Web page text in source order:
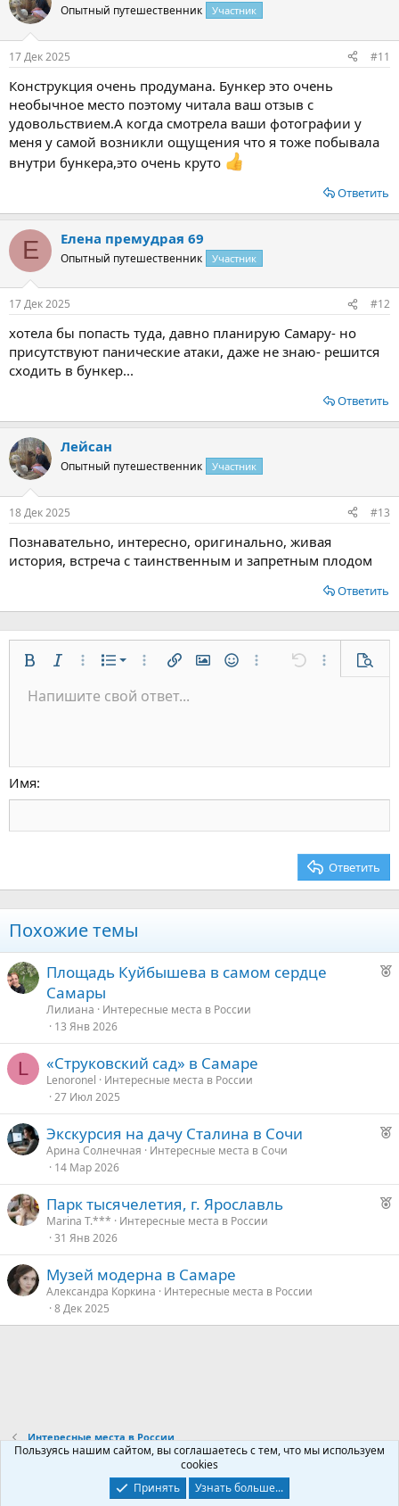
Опытный путешественник Участник
17 Дек 2025 #11
Конструкция очень продумана. Бункер это очень
необычное место поэтому читала ваш отзыв с
удовольствием.А когда смотрела ваши фотографии у
меня у самой возникли ощущения что я тоже побывала
внутри бункера,это очень круто
Ответить
Е Елена премудрая 69
Опытный путешественник Участник
17 Дек 2025 #12
хотела бы попасть туда, давно планирую Самару- но
присутствуют панические атаки, даже не знаю- решится
сходить в бункер...
Ответить
Лейсан
Опытный путешественник Участник
18 Дек 2025 #13
Познавательно, интересно, оригинально, живая
история, встреча с таинственным и запретным плодом
Ответить
ЖирныйКурсивДополнительно...
СписокНумерованный список
Маркированный список
Дополнительно...
Вставить ссылку
Вставить изображение
СмайлыДополнительно...
Отменить
Размер шрифта
9
18
22
Цвет текста
Шрифт Arial
Tahoma
Times New Roman
Зачёркнутый
Подчёркнутый
Однострочный код
ВыравниваниеПо левому краю
Формат параграфа
Обычный
Заголовок 2
Заголовок 3
ЦитатаМедиаВставить таблицу
Вставить горизонтальную линию
Спойлер
Код
Повторить
Переключить режим работы редактора
Удалить форматирование
ЧерновикиСохранить черновик
Напишите свой ответ...
Имя
Ответить
Похожие темы
Р
у
й
Площадь Куйбышева в самом сердце
Самары
Лилиана
Интересные места в России
13 Янв 2026
L «Струковский сад» в Самаре
Lenoronel
Интересные места в России
27 Июл 2025
Р
о
Экскурсия на дачу Сталина в Сочи
Арина Солнечная
Интересные места в Сочи
14 Мар 2026
Р
о
Парк тысячелетия, г. Ярославль
Marina T.***
Интересные места в России
31 Янв 2026
Музей модерна в Самаре
Александра Коркина
Интересные места в России
8 Дек 2025
Интересные места в России
Условия и правила
Политика конфиденциальности
Главная
R
Пользуясь нашим сайтом, вы соглашаетесь с тем, что мы используем
cookies
Принять
Узнать больше...